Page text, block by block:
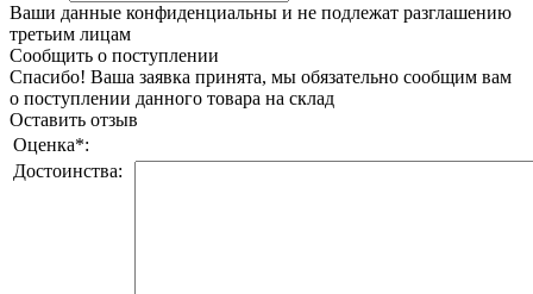
Ваши данные конфиденциальны и не подлежат разглашению
третьим лицам
Сообщить о поступлении
Спасибо! Ваша заявка принята, мы обязательно сообщим вам
о поступлении данного товара на склад
Оставить отзыв
Оценка*:
Достоинства: